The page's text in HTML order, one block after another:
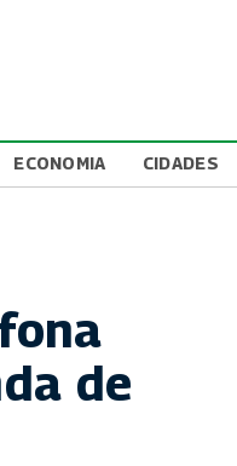
ECONOMIA CIDADES
de